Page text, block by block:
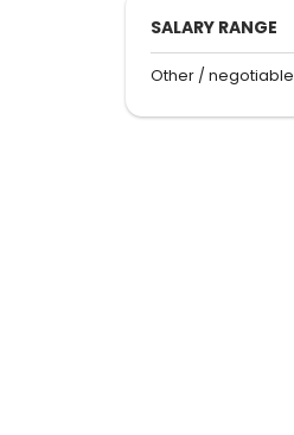
SALARY RANGE
Other / negotiable